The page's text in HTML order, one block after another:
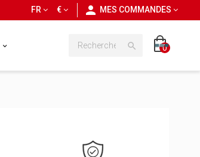
personnMES COMMANDES
€
FR
 0